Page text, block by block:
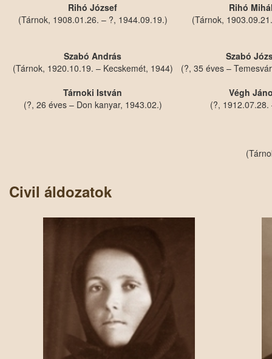
Rihó József
(Tárnok, 1908.01.26. – ?, 1944.09.19.)
Rihó
(Tárnok,
Szabó András
(Tárnok, 1920.10.19. – Kecskemét, 1944)
Szabó
(?, 35 éves –
Tárnoki István
(?, 26 éves – Don kanyar, 1943.02.)
Végh
(?, 1912.07.28.
Civil áldozatok